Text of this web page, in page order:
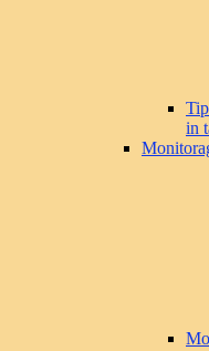
in